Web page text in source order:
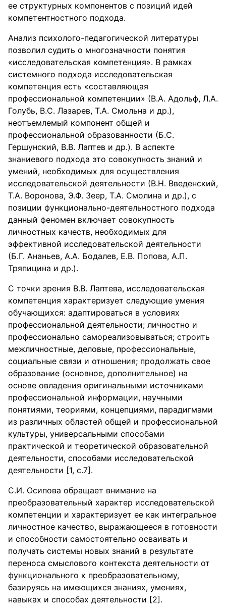
ее структурных компонентов с позиций идей
компетентностного подхода.
Анализ психолого-педагогической литературы
позволил судить о многозначности понятия
«исследовательская компетенция». В рамках
системного подхода исследовательская
компетенция есть «составляющая
профессиональной компетенции» (В.А. Адольф, Л.А.
Голубь, В.С. Лазарев, Т.А. Смольна и др.),
неотъемлемый компонент общей и
профессиональной образованности (Б.С.
Гершунский, В.В. Лаптев и др.). В аспекте
знаниевого подхода это совокупность знаний и
умений, необходимых для осуществления
исследовательской деятельности (В.Н. Введенский,
Т.А. Воронова, Э.Ф. Зеер, Т.А. Смолина и др.), с
позиции функционально-деятельностного подхода
данный феномен включает совокупность
личностных качеств, необходимых для
эффективной исследовательской деятельности
(Б.Г. Ананьев, А.А. Бодалев, Е.В. Попова, А.П.
Тряпицина и др.).
С точки зрения В.В. Лаптева, исследовательская
компетенция характеризует следующие умения
обучающихся: адаптироваться в условиях
профессиональной деятельности; личностно и
профессионально самореализовываться; строить
межличностные, деловые, профессиональные,
социальные связи и отношения; продолжать свое
образование (основное, дополнительное) на
основе овладения оригинальными источниками
профессиональной информации, научными
понятиями, теориями, концепциями, парадигмами
из различных областей общей и профессиональной
культуры, универсальными способами
практической и теоретической образовательной
деятельности, способами исследовательской
деятельности [1, с.7].
С.И. Осипова обращает внимание на
преобразовательный характер исследовательской
компетенции и характеризует ее как интегральное
личностное качество, выражающееся в готовности
и способности самостоятельно осваивать и
получать системы новых знаний в результате
переноса смыслового контекста деятельности от
функционального к преобразовательному,
базируясь на имеющихся знаниях, умениях,
навыках и способах деятельности [2].